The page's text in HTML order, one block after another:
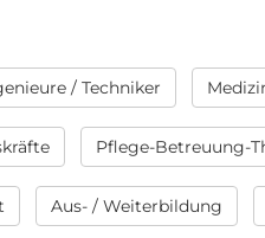
/ Techniker
Pflege-Betreuung-
Aus- / Weiterbildung